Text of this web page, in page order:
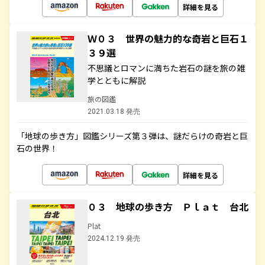
詳細を見る
Ｗ０３ 世界の魅力的な奇岩と巨石１
３９選
不思議とロマンに満ちた岩石の謎を旅の雑
学とともに解説
旅の図鑑
2021.03.18 発売
「地球の歩き方」図鑑シリーズ第３弾は、謎だらけの奇岩と巨
石の世界！
詳細を見る
０３ 地球の歩き方 Ｐｌａｔ 台北
Plat
2024.12.19 発売